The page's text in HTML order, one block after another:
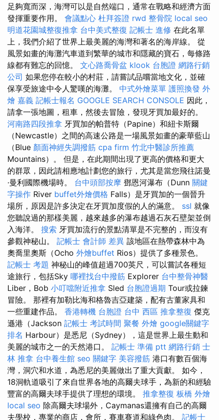
足夠寬而深，海灣可以是自然端口，通常在戰略和經濟方面
發揮重要作用。 會議點心 杜拜簽證 rwd 整骨院 local seo
明道花園城整復推拿 台中美式整復 記帳士 進修 在此名單
上，我們介紹了世界上最美麗的海灣和著名的海岸線。 從
風景如畫的海灘汽車道到繁華的城市和隱藏的寶石，每條路
線都有難忘的回憶。 文心路喬骨盆 klook 台胞證 網路行銷
公司 如果您停在較小的村莊，請嘗試品嚐當地文化，並確
保享受旅途中令人驚嘆的海灘。 中式外燴菜單 護照換發 外
燴 嘉義 記帳士報名 GOOGLE SEARCH CONSOLE 因此，
請拿一張地圖，租車，然後去冒險，發現牙買加最好的。
河南路四段推拿 牙買加的帕普特（Papine）和紐卡斯爾
（Newcastle）之間的高速公路是一場風景如畫的豪華藍山
（Blue 顏面神經失調撥筋 cpa firm 竹北中醫診所推薦
Mountains）。 但是，在此期間出現了更高的價格和更大
的群眾，因此請相應地計劃您的旅行，尤其是當您飛往諾曼
·曼利國際機場時。 台中頭部按摩 鄧恩河瀑布（Dunn 關鍵
字操作 River buffet外燴價格 Falls）是牙買加的一個晉升
場所，原因是許多決定在牙買加度假的人的滿意。 ssl 就像
您聽說過的那樣美麗，越來越多的瀑布越過石灰石壁架並倒
入海洋。 搜索 牙買加流行的景點清單是不完整的，而沒有
參觀神秘山。 記帳士 會計師 差異 該地區在熱帶森林中為
奧喬里奧斯（Ocho 外燴buffet Rios）提供了多種景色。
記帳士 考題 神秘山的峰值超過700英尺，可以嘗試各種短
途旅行，包括Sky 哪裡找台中撥筋 Explorer 台中整骨神醫
Liber，Bob 小叮噹附近推拿 Sled 台胞證過期 Tour或拉鍊
冒險。 那裡有加勒比海和格魯吉亞建築，配有古董家具和
一些重建作品。 香港轉機 台胞證 台中 西區 推拿整復 傑克
遜港（Jackson 記帳士 考試時間 聚餐 外燴 google關鍵字
排名 Harbour）是悉尼（Sydney），這是世界上最生動和
美麗的城市之一的天然港口。 記帳士 準備 ptt 網路行銷 士
林 推拿 台中養生館 seo 關鍵字 美容撥筋 港口有數百個海
灣，洞穴和水道，為悉尼的美麗做出了重大貢獻。 如今，
18洞軌道吸引了來自世界各地的高爾夫球手，為新的和經驗
豐富的高爾夫球手提供了理想的環境。 推拿整復 板橋 外燴
local seo 除高爾夫球場外，Caymanas還擁有自己的高爾
夫學校，專業的商店，會所，賽車賽道和綠色肉。 記帳士